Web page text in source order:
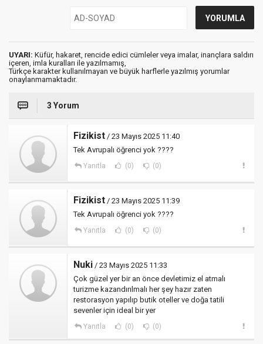
UYARI: Küfür, hakaret, rencide edici cümleler veya imalar, inançlara saldırı
içeren, imla kuralları ile yazılmamış,
Türkçe karakter kullanılmayan ve büyük harflerle yazılmış yorumlar
onaylanmamaktadır.
3 Yorum
Fizikist / 23 Mayıs 2025 11:40
Tek Avrupalı öğrenci yok ????
Yanıtla (0) (0)
Fizikist / 23 Mayıs 2025 11:39
Tek Avrupalı öğrenci yok ????
Yanıtla (0) (0)
Nuki / 23 Mayıs 2025 11:33
Çok güzel yer bir an önce devletimiz el atmalı
turizme kazandırılmalı her şey hazır zaten
restorasyon yapılıp butik oteller ve doğa tatili
sevenler için ideal bir yer
Yanıtla (0) (0)